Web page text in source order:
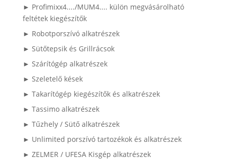
► Profimixx4..../MUM4.... külön megvásárolható
feltétek kiegészítők
► Robotporszívó alkatrészek
► Sütőtepsik és Grillrácsok
► Szárítógép alkatrészek
► Szeletelő kések
► Takarítógép kiegészítők és alkatrészek
► Tassimo alkatrészek
► Tűzhely / Sütő alkatrészek
► Unlimited porszívó tartozékok és alkatrészek
► ZELMER / UFESA Kisgép alkatrészek